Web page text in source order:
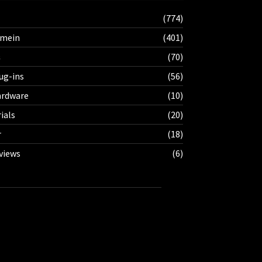
(774)
(401)
(70)
ins
(56)
(10)
(20)
(18)
(6)